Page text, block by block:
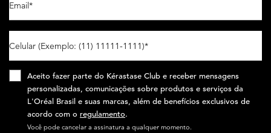
Email*
Celular (Exemplo: (11) 11111-1111)*
Aceito fazer parte do Kérastase Club e receber mensagens
personalizadas, comunicações sobre produtos e serviços da
L'Oréal Brasil e suas marcas, além de benefícios exclusivos de
acordo com o regulamento.​
Você pode cancelar a assinatura a qualquer momento.​